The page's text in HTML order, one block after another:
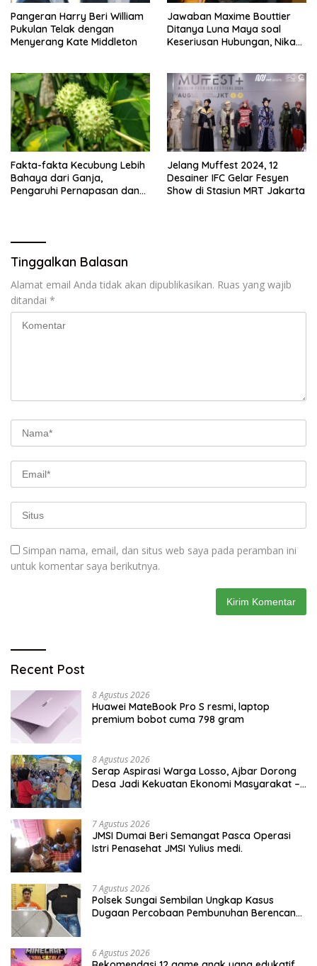
Pangeran Harry Beri William
Pukulan Telak dengan
Menyerang Kate Middleton
Jawaban Maxime Bouttier
Ditanya Luna Maya soal
Keseriusan Hubungan, Nikah
Fakta-fakta Kecubung Lebih
Bahaya dari Ganja,
Pengaruhi Pernapasan dan
Jelang Muffest 2024, 12
Desainer IFC Gelar Fesyen
Show di Stasiun MRT Jakarta
Tinggalkan Balasan
Alamat email Anda tidak akan dipublikasikan. Ruas yang wajib
ditandai *
Simpan nama, email, dan situs web saya pada peramban ini
untuk komentar saya berikutnya.
Recent Post
8 Agustus 2026
Huawei MateBook Pro S resmi, laptop
premium bobot cuma 798 gram
8 Agustus 2026
Serap Aspirasi Warga Losso, Ajbar Dorong
Desa Jadi Kekuatan Ekonomi Masyarakat –
7 Agustus 2026
JMSI Dumai Beri Semangat Pasca Operasi
Istri Penasehat JMSI Yulius medi.
7 Agustus 2026
Polsek Sungai Sembilan Ungkap Kasus
Dugaan Percobaan Pembunuhan Berencana,
6 Agustus 2026